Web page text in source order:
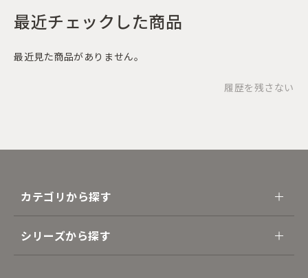
最近チェックした商品
最近見た商品がありません。
履歴を残さない
カテゴリから探す
シリーズから探す